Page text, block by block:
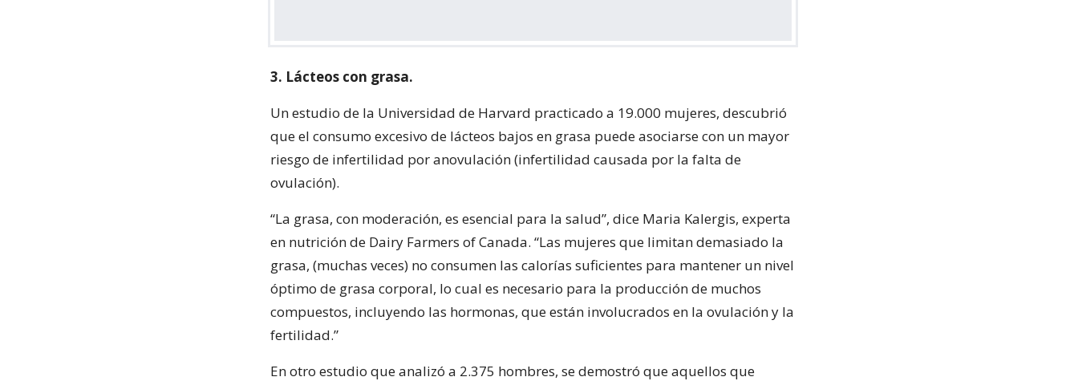
3. Lácteos con grasa.
Un estudio de la Universidad de Harvard practicado a 19.000 mujeres, descubrió
que el consumo excesivo de lácteos bajos en grasa puede asociarse con un mayor
riesgo de infertilidad por anovulación (infertilidad causada por la falta de
ovulación).
“La grasa, con moderación, es esencial para la salud”, dice Maria Kalergis, experta
en nutrición de Dairy Farmers of Canada. “Las mujeres que limitan demasiado la
grasa, (muchas veces) no consumen las calorías suficientes para mantener un nivel
óptimo de grasa corporal, lo cual es necesario para la producción de muchos
compuestos, incluyendo las hormonas, que están involucrados en la ovulación y la
fertilidad.”
En otro estudio que analizó a 2.375 hombres, se demostró que aquellos que